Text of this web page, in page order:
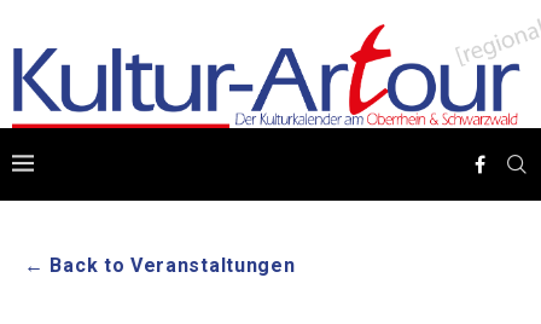
← Back to Veranstaltungen